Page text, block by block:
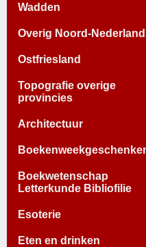
Wadden
Overig Noord-Nederland
Ostfriesland
Topografie overige
provincies
Architectuur
Boekwetenschap
Letterkunde Bibliofilie
Esoterie
Eten en drinken